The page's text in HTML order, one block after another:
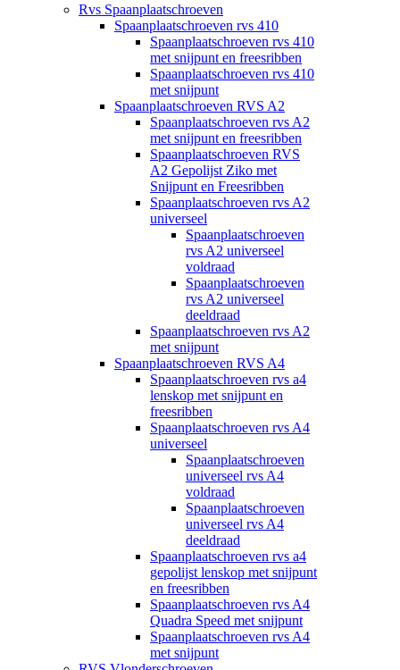
Rvs Spaanplaatschroeven
Spaanplaatschroeven rvs 410
Spaanplaatschroeven rvs 410
met snijpunt en freesribben
Spaanplaatschroeven rvs 410
met snijpunt
Spaanplaatschroeven RVS A2
Spaanplaatschroeven rvs A2
met snijpunt en freesribben
Spaanplaatschroeven RVS
A2 Gepolijst Ziko met
Snijpunt en Freesribben
Spaanplaatschroeven rvs A2
universeel
Spaanplaatschroeven
rvs A2 universeel
voldraad
Spaanplaatschroeven
rvs A2 universeel
deeldraad
Spaanplaatschroeven rvs A2
met snijpunt
Spaanplaatschroeven RVS A4
Spaanplaatschroeven rvs a4
lenskop met snijpunt en
freesribben
Spaanplaatschroeven rvs A4
universeel
Spaanplaatschroeven
universeel rvs A4
voldraad
Spaanplaatschroeven
universeel rvs A4
deeldraad
Spaanplaatschroeven rvs a4
gepolijst lenskop met snijpunt
en freesribben
Spaanplaatschroeven rvs A4
Quadra Speed met snijpunt
Spaanplaatschroeven rvs A4
met snijpunt